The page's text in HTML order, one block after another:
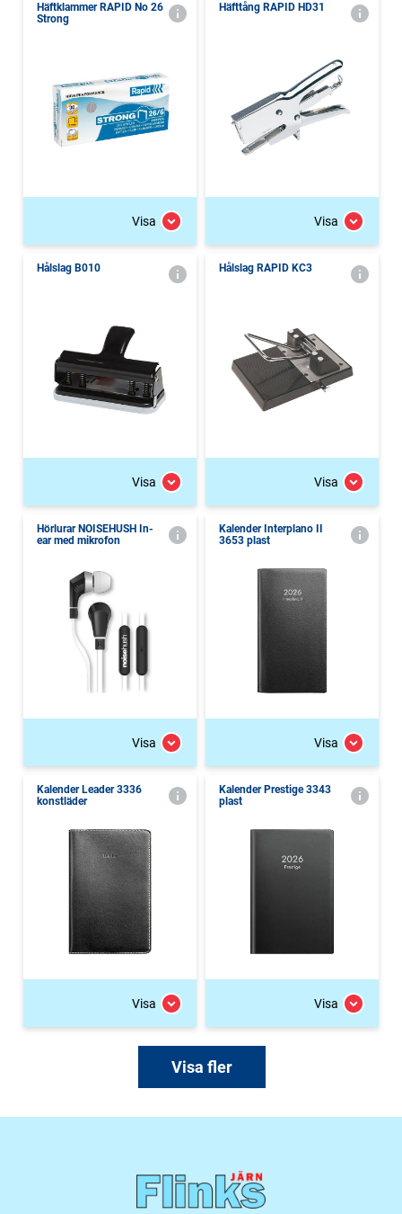
Häftklammer RAPID No 26
Strong
Visa
Häfttång RAPID HD31
Visa
Hålslag B010
Visa
Hålslag RAPID KC3
Visa
Hörlurar NOISEHUSH In-
ear med mikrofon
Visa
Kalender Interplano II
3653 plast
Visa
Kalender Leader 3336
konstläder
Visa
Kalender Prestige 3343
plast
Visa
Visa fler